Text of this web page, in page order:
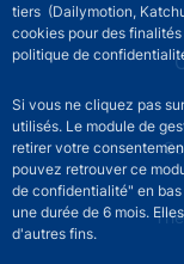
tiers (Dailymotion,
cookies pour des
politique de
Si vous ne cliquez pas
utilisés. Le module de
retirer votre
pouvez retrouver ce
de confidentialité" en
une durée de 6 mois.
d'autres fins.
Footer